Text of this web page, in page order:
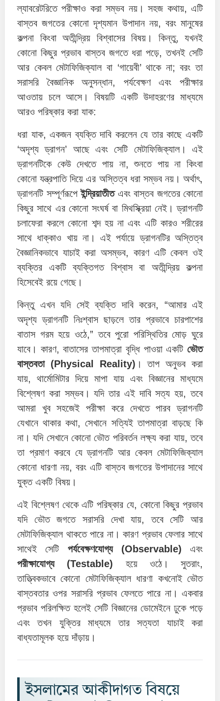
ল্যাবরেটরিতে পরীক্ষাও করা সম্ভব নয়। সহজ কথায়, এটি
বাস্তব জগতের কোনো দৃশ্যমান উপাদান নয়, বরং মানুষের
কল্পনা কিংবা অতীন্দ্রিয় বিশ্বাসের বিষয়। কিন্তু, যখনই
কোনো কিছুর প্রভাব বাস্তব জগতে ধরা পড়ে, তখনই সেটি
আর কেবল মেটাফিজিক্যাল বা ‘গায়েবী’ থাকে না; বরং তা
সরাসরি বৈজ্ঞানিক অনুসন্ধান, পর্যবেক্ষণ এবং পরীক্ষার
আওতায় চলে আসে। বিষয়টি একটি উদাহরণের মাধ্যমে
আরও পরিষ্কার করা যাক:
ধরা যাক, একজন ব্যক্তি দাবি করলেন যে তার কাছে একটি
‘অদৃশ্য ড্রাগন’ আছে এবং সেটি মেটাফিজিক্যাল। এই
ড্রাগনটিকে কেউ দেখতে পায় না, শুনতে পায় না কিংবা
কোনো যন্ত্রপাতি দিয়ে এর অস্তিত্ব ধরা সম্ভব নয়। অর্থাৎ,
ড্রাগনটি সম্পূর্ণরূপেইন্দ্রিয়াতীতএবং বাস্তব জগতের কোনো
কিছুর সাথে এর কোনো সংঘর্ষ বা মিথস্ক্রিয়া নেই। ড্রাগনটি
চলাফেরা করলে কোনো শব্দ হয় না এবং এটি কারও শরীরের
সাথে ধাক্কাও খায় না। এই পর্যায়ে ড্রাগনটির অস্তিত্ব
বৈজ্ঞানিকভাবে যাচাই করা অসম্ভব, কারণ এটি কেবল ওই
ব্যক্তির একটি ব্যক্তিগত বিশ্বাস বা অতীন্দ্রিয় কল্পনা
হিসেবেই রয়ে গেছে।
কিন্তু এখন যদি সেই ব্যক্তি দাবি করেন, “আমার এই
অদৃশ্য ড্রাগনটি নিঃশ্বাস ছাড়লে তার প্রভাবে চারপাশের
বাতাস গরম হয়ে ওঠে,” তবে পুরো পরিস্থিতির মোড় ঘুরে
যাবে। কারণ, বাতাসের তাপমাত্রা বৃদ্ধি পাওয়া একটি ভৌত
বাস্তবতা (Physical Reality) । তাপ অনুভব করা
যায়, থার্মোমিটার দিয়ে মাপা যায় এবং বিজ্ঞানের মাধ্যমে
বিশ্লেষণ করা সম্ভব। যদি তার এই দাবি সত্য হয়, তবে
আমরা খুব সহজেই পরীক্ষা করে দেখতে পারব ড্রাগনটি
যেখানে থাকার কথা, সেখানে সত্যিই তাপমাত্রা বাড়ছে কি
না। যদি সেখানে কোনো ভৌত পরিবর্তন লক্ষ্য করা যায়, তবে
তা প্রমাণ করবে যে ড্রাগনটি আর কেবল মেটাফিজিক্যাল
কোনো ধারণা নয়, বরং এটি বাস্তব জগতের উপাদানের সাথে
যুক্ত একটি বিষয়।
এই বিশ্লেষণ থেকে এটি পরিষ্কার যে, কোনো কিছুর প্রভাব
যদি ভৌত জগতে সরাসরি দেখা যায়, তবে সেটি আর
মেটাফিজিক্যাল থাকতে পারে না। কারণ প্রভাব ফেলার সাথে
সাথেই সেটি পর্যবেক্ষণযোগ্য (Observable) এবং
পরীক্ষাযোগ্য (Testable) হয়ে ওঠে। সুতরাং,
তাত্ত্বিকভাবে কোনো মেটাফিজিক্যাল ধারণা কখনোই ভৌত
বাস্তবতার ওপর সরাসরি প্রভাব ফেলতে পারে না। একবার
প্রভাব পরিলক্ষিত হলেই সেটি বিজ্ঞানের ডোমেইনে ঢুকে পড়ে
এবং তখন যুক্তির মাধ্যমে তার সত্যতা যাচাই করা
বাধ্যতামূলক হয়ে দাঁড়ায়।
ইসলামের আকীদাগত বিষয়ে